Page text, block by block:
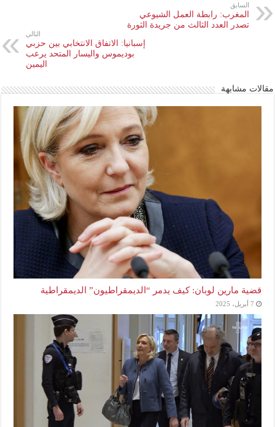
السابق
المغرب: رابطة العمل الشيوعي
تصدر العدد الثالث من جريدة الثورة
التالي
إسبانيا: الاتفاق الانتخابي بين حزبي
بوديموس واليسار المتحد يرعب
اليمين
مقالات مشابهة
قضية مارين لوبان: كيف يدمر “الديمقراطيون” الديمقراطية
7 أبريل، 2025